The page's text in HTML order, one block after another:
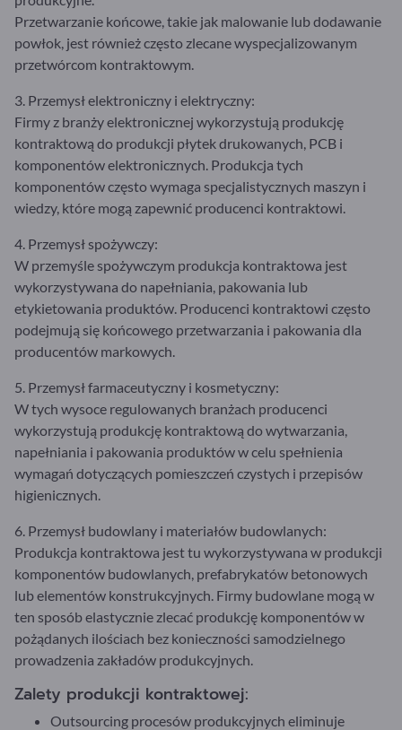
Przetwarzanie końcowe, takie jak malowanie lub dodawanie
powłok, jest również często zlecane wyspecjalizowanym
przetwórcom kontraktowym.
3. Przemysł elektroniczny i elektryczny:
Firmy z branży elektronicznej wykorzystują produkcję
kontraktową do produkcji płytek drukowanych, PCB i
komponentów elektronicznych. Produkcja tych
komponentów często wymaga specjalistycznych maszyn i
wiedzy, które mogą zapewnić producenci kontraktowi.
4. Przemysł spożywczy:
W przemyśle spożywczym produkcja kontraktowa jest
wykorzystywana do napełniania, pakowania lub
etykietowania produktów. Producenci kontraktowi często
podejmują się końcowego przetwarzania i pakowania dla
producentów markowych.
5. Przemysł farmaceutyczny i kosmetyczny:
W tych wysoce regulowanych branżach producenci
wykorzystują produkcję kontraktową do wytwarzania,
napełniania i pakowania produktów w celu spełnienia
wymagań dotyczących pomieszczeń czystych i przepisów
higienicznych.
6. Przemysł budowlany i materiałów budowlanych:
Produkcja kontraktowa jest tu wykorzystywana w produkcji
komponentów budowlanych, prefabrykatów betonowych
lub elementów konstrukcyjnych. Firmy budowlane mogą w
ten sposób elastycznie zlecać produkcję komponentów w
pożądanych ilościach bez konieczności samodzielnego
prowadzenia zakładów produkcyjnych.
Zalety produkcji kontraktowej:
Outsourcing procesów produkcyjnych eliminuje